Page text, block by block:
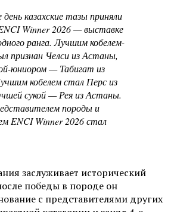
казахские тазы приняли
Winner 2026 — выставке
ранга. Лучшим кобелем-
признан Челси из Астаны,
юниором — Табигат из
кобелем стал Перс из
сукой — Рея из Астаны.
породы и
ENCI Winner 2026 стал
заслуживает исторический
победы в породе он
с представителями других